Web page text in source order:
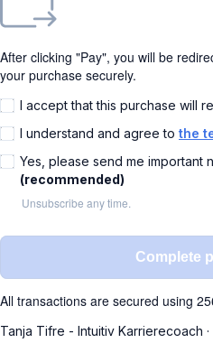
After clicking "Pay", you will be
your purchase securely.
I accept that this purchase will
I understand and agree to the
Yes, please send me important
(recommended)
Unsubscribe any time.
Complete
All transactions are secured using
Tanja Tifre - Intuitiv Karrierecoach ·